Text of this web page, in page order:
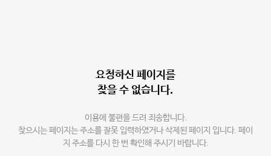
요청하신 페이지를
찾을 수 없습니다.
이용에 불편을 드려 죄송합니다.
찾으시는 페이지는 주소를 잘못 입력하였거나 삭제된 페이지 입니다. 페이
지 주소를 다시 한 번 확인해 주시기 바랍니다.